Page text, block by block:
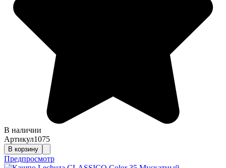
В наличии
Артикул1075
В корзину
Предпросмотр